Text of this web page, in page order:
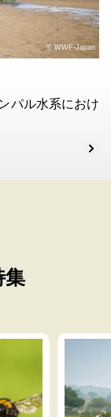
© WWF-Japan
パル水系におけ
集